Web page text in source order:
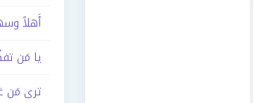
أَهلاً
يا مَن
ترى مَن